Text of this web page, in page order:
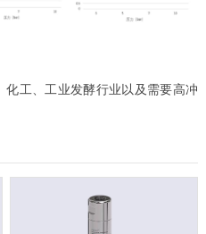
工、工业发酵行业以及需要高冲